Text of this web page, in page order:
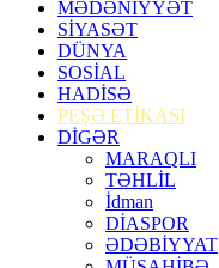
MƏDƏNİYYƏT
SİYASƏT
DÜNYA
SOSİAL
HADİSƏ
PEŞƏ ETİKASI
DİGƏR
MARAQLI
TƏHLİL
İdman
DİASPOR
ƏDƏBİYYAT